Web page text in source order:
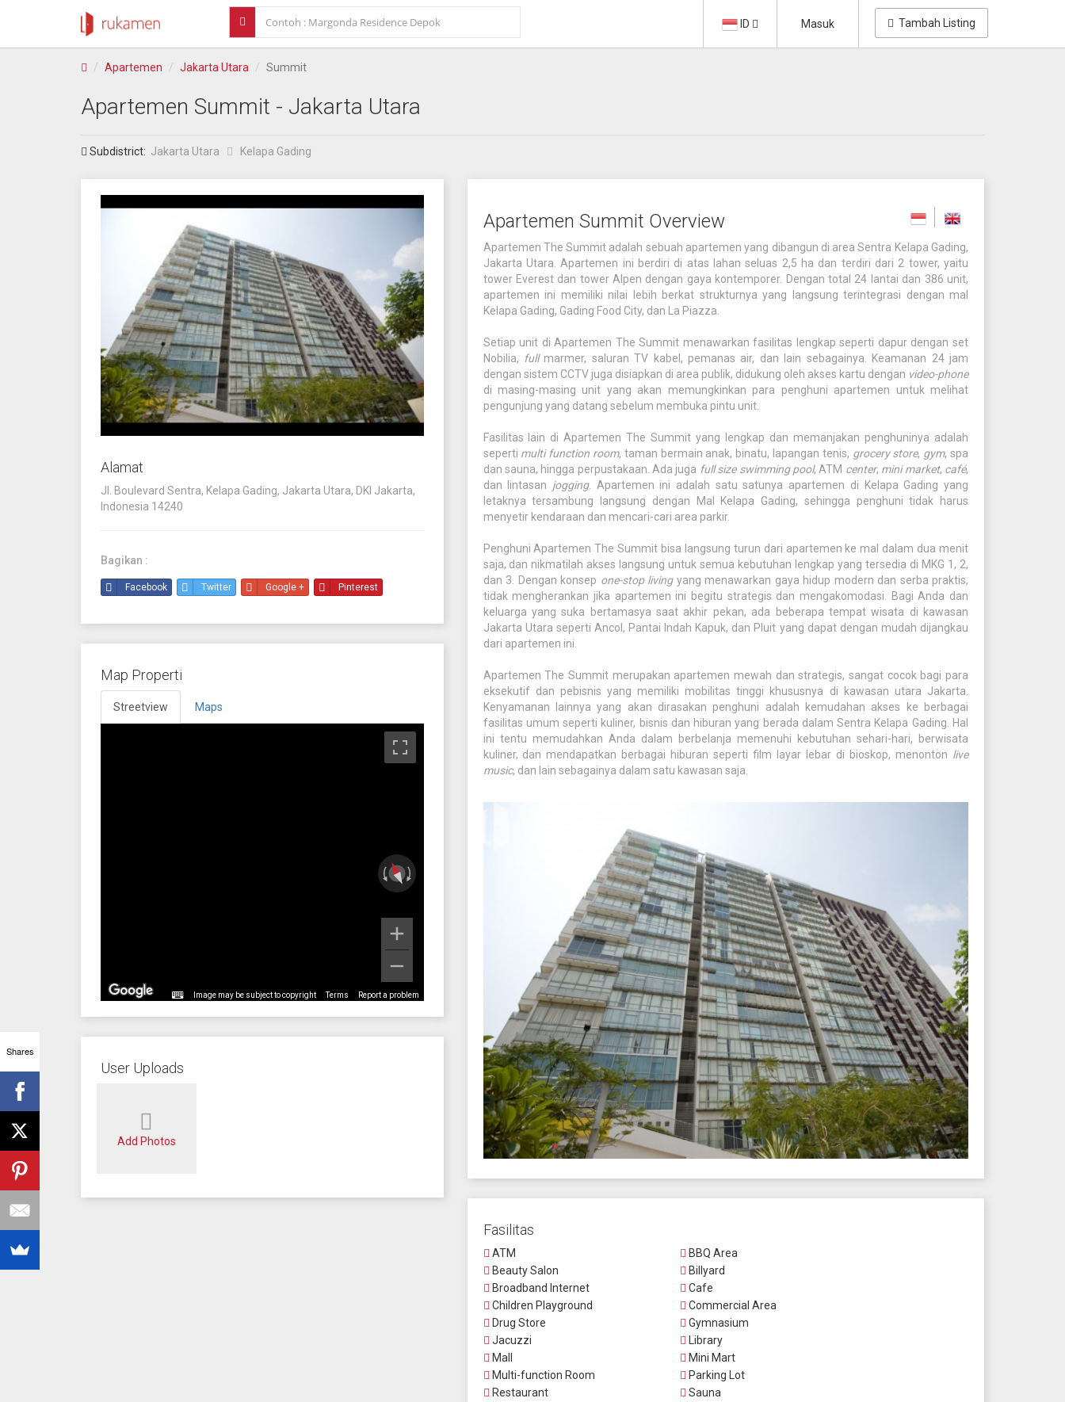
ID Masuk Tambah Listing
Apartemen Jakarta Utara Summit
Apartemen Summit - Jakarta Utara
Subdistrict: Jakarta Utara Kelapa Gading
Apartemen Summit Overview
Apartemen The Summit adalah sebuah apartemen yang dibangun di area Sentra Kelapa Gading,
Jakarta Utara. Apartemen ini berdiri di atas lahan seluas 2,5 ha dan terdiri dari 2 tower, yaitu
tower Everest dan tower Alpen dengan gaya kontemporer. Dengan total 24 lantai dan 386 unit,
apartemen ini memiliki nilai lebih berkat strukturnya yang langsung terintegrasi dengan mal
Kelapa Gading, Gading Food City, dan La Piazza.
Setiap unit di Apartemen The Summit menawarkan fasilitas lengkap seperti dapur dengan set
Nobilia, fullmarmer, saluran TV kabel, pemanas air, dan lain sebagainya. Keamanan 24 jam
dengan sistem CCTV juga disiapkan di area publik, didukung oleh akses kartu dengan video-phone
di masing-masing unit yang akan memungkinkan para penghuni apartemen untuk melihat
pengunjung yang datang sebelum membuka pintu unit.
Fasilitas lain di Apartemen The Summit yang lengkap dan memanjakan penghuninya adalah
seperti multi function room, taman bermain anak, binatu, lapangan tenis, grocery store, gym, spa
dan sauna, hingga perpustakaan. Ada juga full size swimming pool, ATM center, mini market, café,
dan lintasan jogging. Apartemen ini adalah satu satunya apartemen di Kelapa Gading yang
letaknya tersambung langsung dengan Mal Kelapa Gading, sehingga penghuni tidak harus
menyetir kendaraan dan mencari-cari area parkir.
Penghuni Apartemen The Summit bisa langsung turun dari apartemen ke mal dalam dua menit
saja, dan nikmatilah akses langsung untuk semua kebutuhan lengkap yang tersedia di MKG 1, 2,
dan 3. Dengan konsep one-stop livingyang menawarkan gaya hidup modern dan serba praktis,
tidak mengherankan jika apartemen ini begitu strategis dan mengakomodasi. Bagi Anda dan
keluarga yang suka bertamasya saat akhir pekan, ada beberapa tempat wisata di kawasan
Jakarta Utara seperti Ancol, Pantai Indah Kapuk, dan Pluit yang dapat dengan mudah dijangkau
dari apartemen ini.
Apartemen The Summit merupakan apartemen mewah dan strategis, sangat cocok bagi para
eksekutif dan pebisnis yang memiliki mobilitas tinggi khususnya di kawasan utara Jakarta.
Kenyamanan lainnya yang akan dirasakan penghuni adalah kemudahan akses ke berbagai
fasilitas umum seperti kuliner, bisnis dan hiburan yang berada dalam Sentra Kelapa Gading. Hal
ini tentu memudahkan Anda dalam berbelanja memenuhi kebutuhan sehari-hari, berwisata
kuliner, dan mendapatkan berbagai hiburan seperti film layar lebar di bioskop, menonton live
music, dan lain sebagainya dalam satu kawasan saja.
Fasilitas
ATM
BBQ Area
Beauty Salon
Billyard
Broadband Internet
Cafe
Children Playground
Commercial Area
Drug Store
Gymnasium
Jacuzzi
Library
Mall
Mini Mart
Multi-function Room
Parking Lot
Restaurant
Sauna
Alamat
Jl. Boulevard Sentra, Kelapa Gading, Jakarta Utara, DKI Jakarta,
Indonesia 14240
Bagikan :
Facebook Twitter Google + Pinterest
Map Properti
Streetview Maps
Image may be subject to copyright Terms Report a problem
User Uploads
Add Photos
Shares